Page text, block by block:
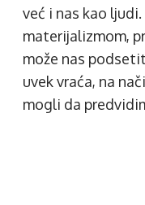
već i nas kao
materijalizmom,
može nas
uvek vraća, na
mogli da